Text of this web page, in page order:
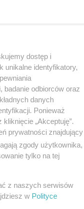
dostęp i
unikalne identyfikatory,
odbiorców oraz
danych
Ponieważ
„Akceptuję”.
prywatności znajdujący
zgody użytkownika,
tylko na tej
z naszych serwisów
w Polityce